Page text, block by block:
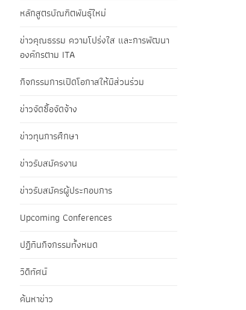
หลักสูตรบัณฑิตพันธุ์ใหม่
ข่าวคุณธรรม ความโปร่งใส และการพัฒนา
องค์กรตาม ITA
กิจกรรมการเปิดโอกาสให้มีส่วนร่วม
ข่าวจัดซื้อจัดจ้าง
ข่าวทุนการศึกษา
ข่าวรับสมัครงาน
ข่าวรับสมัครผู้ประกอบการ
Upcoming Conferences
ปฏิทินกิจกรรมทั้งหมด
วิดีทัศน์
ค้นหาข่าว